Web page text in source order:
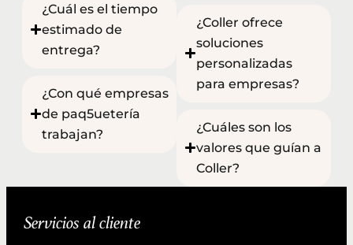
¿Cuál es el tiempo
estimado de
entrega?
¿Con qué empresas
de paq5uetería
trabajan?
¿Coller ofrece
soluciones
personalizadas
para empresas?
¿Cuáles son los
valores que guían a
Coller?
Servicios al cliente